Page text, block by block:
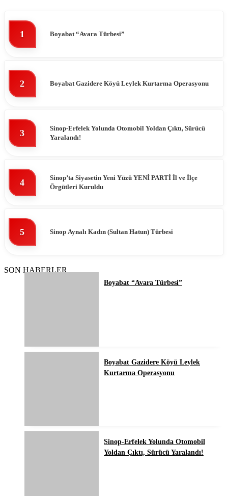
1 Boyabat “Avara Türbesi”
2 Boyabat Gazidere Köyü Leylek Kurtarma Operasyonu
3
Sinop-Erfelek Yolunda Otomobil Yoldan Çıktı, Sürücü
Yaralandı!
4
Sinop’ta Siyasetin Yeni Yüzü YENİ PARTİ İl ve İlçe
Örgütleri Kuruldu
5 Sinop Aynalı Kadın (Sultan Hatun) Türbesi
SON HABERLER
Boyabat “Avara Türbesi”
Boyabat Gazidere Köyü Leylek
Kurtarma Operasyonu
Sinop-Erfelek Yolunda Otomobil
Yoldan Çıktı, Sürücü Yaralandı!